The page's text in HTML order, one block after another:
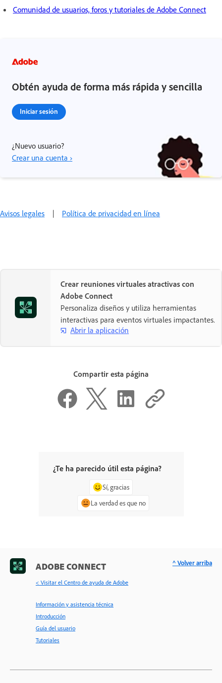
Comunidad de usuarios, foros y tutoriales de Adobe Connect
Obtén ayuda de forma más rápida y sencilla
Iniciar sesión
¿Nuevo usuario?
Crear una cuenta ›
Avisos legales | Política de privacidad en línea
Crear reuniones virtuales atractivas con
Adobe Connect
Personaliza diseños y utiliza herramientas
interactivas para eventos virtuales impactantes.
Abrir la aplicación
Compartir esta página
¿Te ha parecido útil esta página?
Sí, gracias
La verdad es que no
ADOBE CONNECT
< Visitar el Centro de ayuda de Adobe
Información y asistencia técnica
Introducción
Guía del usuario
Tutoriales
^ Volver arriba